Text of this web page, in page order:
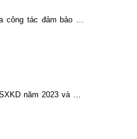
tác đảm bảo an
năm 2023 và Hội